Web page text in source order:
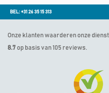
BEL: +31 26 35 15 313
Onze klanten waarderen onze
8.7 op basis van 105 reviews.